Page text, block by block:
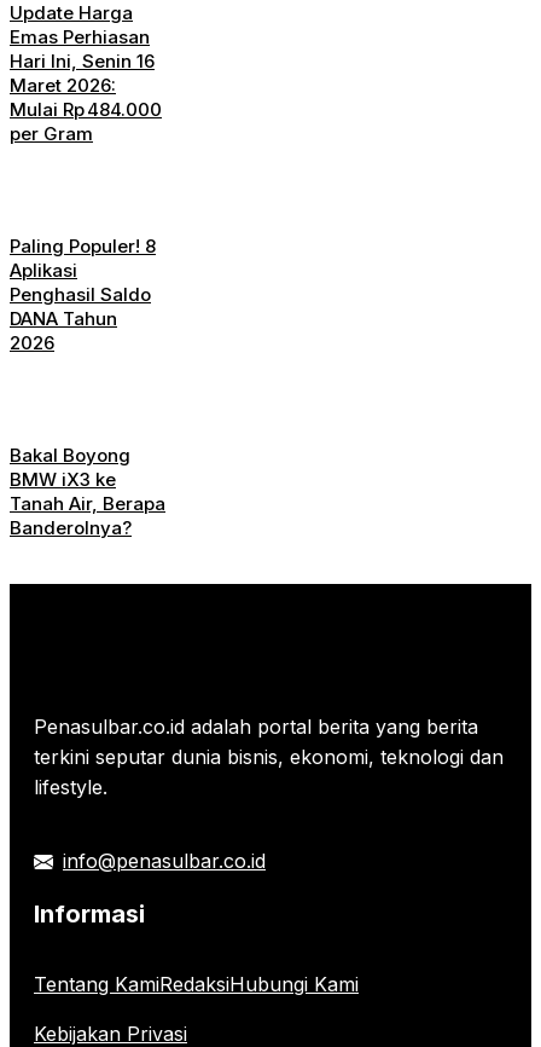
Update Harga
Emas Perhiasan
Hari Ini, Senin 16
Maret 2026:
Mulai Rp 484.000
per Gram
Paling Populer! 8
Aplikasi
Penghasil Saldo
DANA Tahun
2026
Bakal Boyong
BMW iX3 ke
Tanah Air, Berapa
Banderolnya?
Penasulbar.co.id adalah portal berita yang berita
terkini seputar dunia bisnis, ekonomi, teknologi dan
lifestyle.
info@penasulbar.co.id
Informasi
Tentang KamiRedaksiHubungi Kami
Kebijakan Privasi